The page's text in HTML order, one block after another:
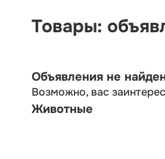
Товары:
Объявления не
Возможно, вас
Животные